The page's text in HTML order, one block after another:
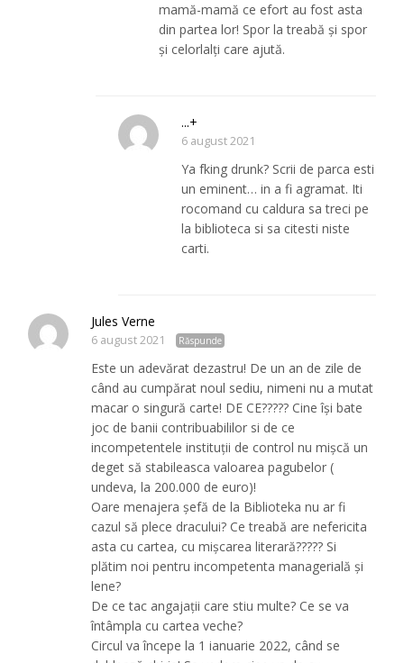
mamă-mamă ce efort au fost asta
din partea lor! Spor la treabă și spor
și celorlalți care ajută.
...+
6 august 2021
Ya fking drunk? Scrii de parca esti
un eminent… in a fi agramat. Iti
rocomand cu caldura sa treci pe
la biblioteca si sa citesti niste
carti.
Jules Verne
6 august 2021 Răspunde
Este un adevărat dezastru! De un an de zile de
când au cumpărat noul sediu, nimeni nu a mutat
macar o singură carte! DE CE????? Cine își bate
joc de banii contribuabililor si de ce
incompetentele instituții de control nu mișcă un
deget să stabileasca valoarea pagubelor (
undeva, la 200.000 de euro)!
Oare menajera șefă de la Biblioteka nu ar fi
cazul să plece dracului? Ce treabă are nefericita
asta cu cartea, cu mișcarea literară????? Si
plătim noi pentru incompetenta managerială și
lene?
De ce tac angajații care stiu multe? Ce se va
întâmpla cu cartea veche?
Circul va începe la 1 ianuarie 2022, când se